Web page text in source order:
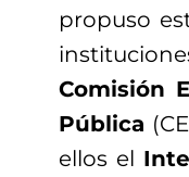
propuso
Comisión
Pública
ellos el